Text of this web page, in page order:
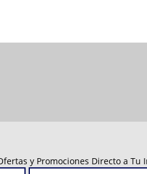
y Promociones Directo a Tu